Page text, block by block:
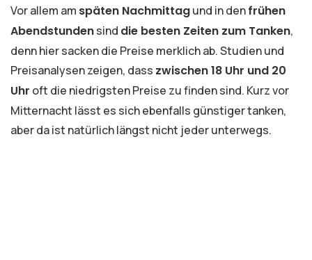
Vor allem am späten Nachmittagund in denfrühen
Abendstundensind die besten Zeiten zum Tanken,
denn hier sacken die Preise merklich ab. Studien und
Preisanalysen zeigen, dass zwischen 18 Uhr und 20
Uhr oft die niedrigsten Preise zu finden sind. Kurz vor
Mitternacht lässt es sich ebenfalls günstiger tanken,
aber da ist natürlich längst nicht jeder unterwegs.